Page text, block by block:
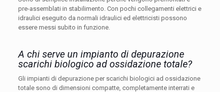
pre-assemblati in stabilimento. Con pochi collegamenti elettrici e
idraulici eseguito da normali idraulici ed elettricisti possono
essere messi subito in funzione.
A chi serve un impianto di depurazione
scarichi biologico ad ossidazione totale?
Gli impianti di depurazione per scarichi biologici ad ossidazione
totale sono di dimensioni compatte, completamente interrati e